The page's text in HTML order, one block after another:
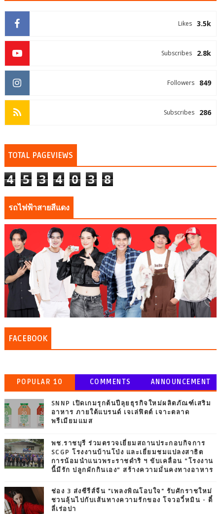
3.5k
Likes
2.8k
Subscribes
849
Followers
286
Subscribes
TOTAL PAGEVIEWS
4 5 3 4 0 3 8
รถไฟฟ้าสายสีแดง
FACEBOOK
POPULAR 10 COMMENTS ANNOUNCEMENT
SNNP เปิดเกมรุกต้นปีลุยธุรกิจใหม่ผลิตภัณฑ์เสริม
อาหาร ภายใต้แบรนด์ เจเล่ฟิตต์ เจาะตลาด
พรีเมียมแมส
พช.ราชบุรี ร่วมตรวจเยี่ยมสถานประกอบกิจการ
SCGP โรงงานบ้านโป่ง และเยี่ยมชมแปลงสาธิต
การน้อมนำแนวพระราชดำริ ฯ ขับเคลื่อน “โรงงาน
นี้มีรัก ปลูกผักกินเอง” สร้างความมั่นคงทางอาหาร
ช่อง 3 ส่งซีรีส์จีน "เพลงพิณโอบใจ" รับศักราชใหม่
ชวนลุ้นไปกับเส้นทางความรักของ โจวอวี๋หมิน - ตี๋
ลี่เร่อปา